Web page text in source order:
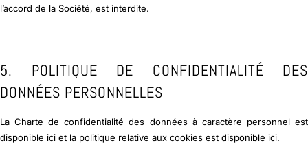
l’accord de la Société, est interdite.
5. POLITIQUE DE CONFIDENTIALITÉ DES
DONNÉES PERSONNELLES
La Charte de confidentialité des données à caractère personnel est
disponible ici et la politique relative aux cookies est disponible ici.